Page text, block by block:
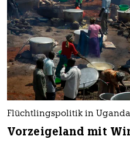
Flüchtlingspolitik in Uganda
Vorzeigeland mit